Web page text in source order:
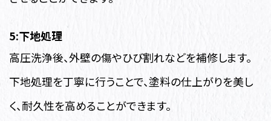
5:下地処理
高圧洗浄後、外壁の傷やひび割れなどを補修します。
下地処理を丁寧に行うことで、塗料の仕上がりを美し
く、耐久性を高めることができます。